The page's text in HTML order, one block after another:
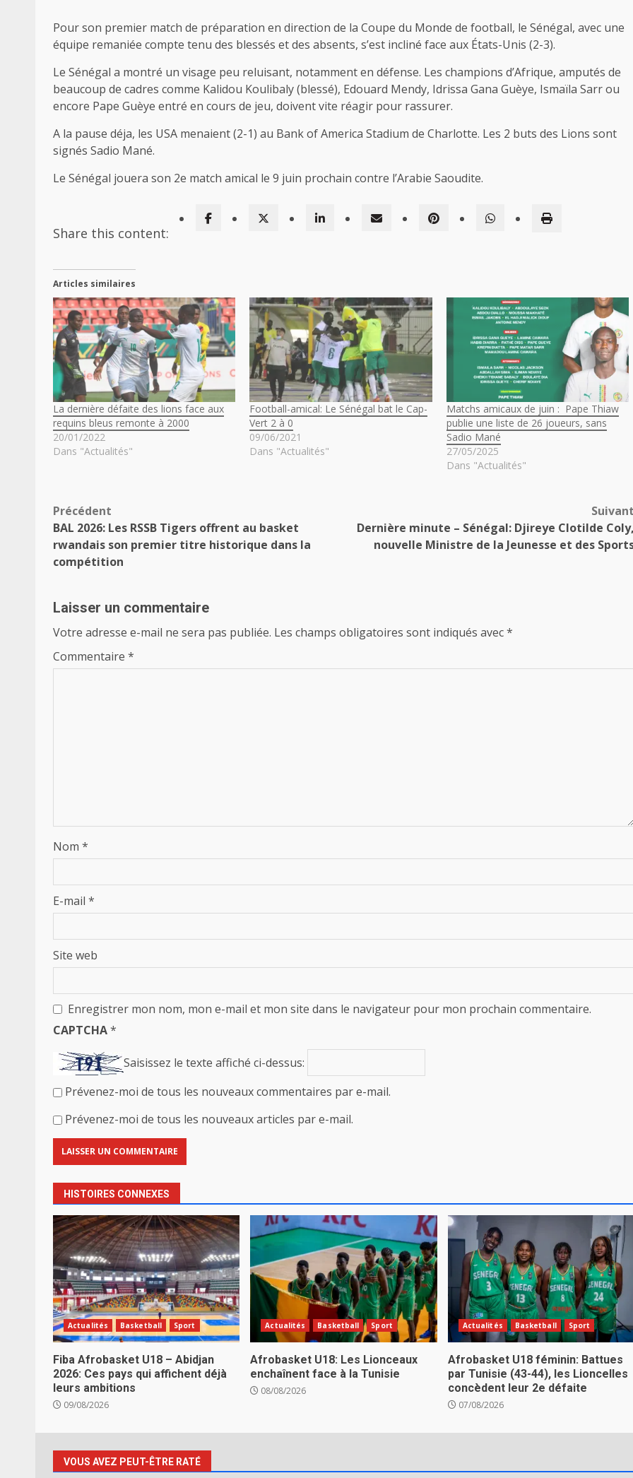
Pour son premier match de préparation en direction de la Coupe du Monde de football, le Sénégal, avec une
équipe remaniée compte tenu des blessés et des absents, s’est incliné face aux États-Unis (2-3).
Le Sénégal a montré un visage peu reluisant, notamment en défense. Les champions d’Afrique, amputés de
beaucoup de cadres comme Kalidou Koulibaly (blessé), Edouard Mendy, Idrissa Gana Guèye, Ismaïla Sarr ou
encore Pape Guèye entré en cours de jeu, doivent vite réagir pour rassurer.
A la pause déja, les USA menaient (2-1) au Bank of America Stadium de Charlotte. Les 2 buts des Lions sont
signés Sadio Mané.
Le Sénégal jouera son 2e match amical le 9 juin prochain contre l’Arabie Saoudite.
Share this content:
Articles similaires
La dernière défaite des lions face aux
requins bleus remonte à 2000
20/01/2022
Dans "Actualités"
Football-amical: Le Sénégal bat le Cap-
Vert 2 à 0
09/06/2021
Dans "Actualités"
Matchs amicaux de juin : Pape Thiaw
publie une liste de 26 joueurs, sans
Sadio Mané
27/05/2025
Dans "Actualités"
Navigation
d’article
Précédent
BAL 2026: Les RSSB Tigers offrent au basket
rwandais son premier titre historique dans la
compétition
Dernière minute – Sénégal: Djireye Clotilde
nouvelle Ministre de la Jeunesse et des
Laisser un commentaire
Votre adresse e-mail ne sera pas publiée. Les champs obligatoires sont indiqués avec*
Commentaire *
Nom *
E-mail *
Site web
Enregistrer mon nom, mon e-mail et mon site dans le navigateur pour mon prochain commentaire.
CAPTCHA*
Saisissez le texte affiché ci-dessus:
Prévenez-moi de tous les nouveaux commentaires par e-mail.
Prévenez-moi de tous les nouveaux articles par e-mail.
HISTOIRES CONNEXES
Actualités Basketball Sport
Fiba Afrobasket U18 – Abidjan
2026: Ces pays qui affichent déjà
leurs ambitions
09/08/2026
Actualités Basketball Sport
Afrobasket U18: Les Lionceaux
enchaînent face à la Tunisie
08/08/2026
Actualités Basketball Sport
Afrobasket U18 féminin: Battues
par Tunisie (43-44), les Lioncelles
concèdent leur 2e défaite
07/08/2026
VOUS AVEZ PEUT-ÊTRE RATÉ